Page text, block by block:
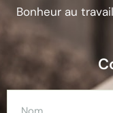
Bonheur au travail